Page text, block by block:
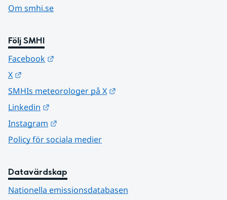
Om smhi.se
Följ SMHI
Facebook
X
SMHIs meteorologer på X
Linkedin
Instagram
Policy för sociala medier
Datavärdskap
Nationella emissionsdatabasen